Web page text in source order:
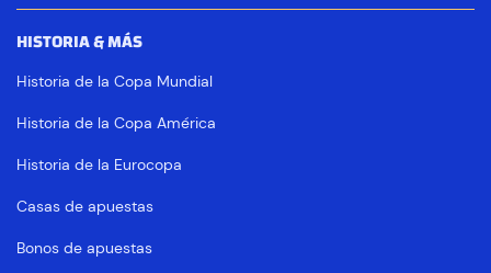
HISTORIA & MÁS
Historia de la Copa Mundial
Historia de la Copa América
Historia de la Eurocopa
Casas de apuestas
Bonos de apuestas